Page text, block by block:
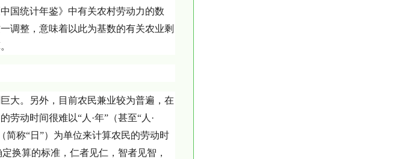
国统计年鉴》中有关农村劳动力的数
调整，意味着以此为基数的有关农业剩
大。另外，目前农民兼业较为普遍，在
动时间很难以“人·年”（甚至“人·
简称“日”）为单位来计算农民的劳动时
换算的标准，仁者见仁，智者见智，